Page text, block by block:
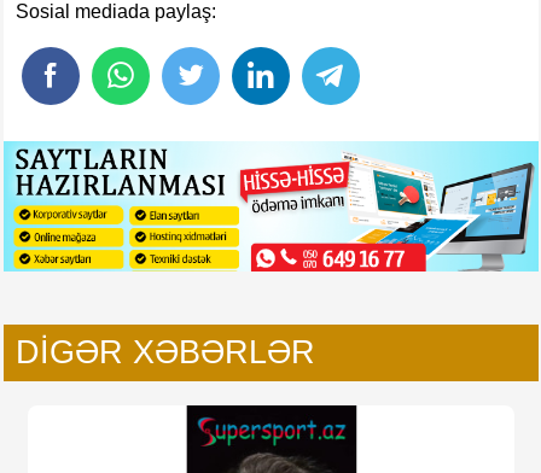
Dünya Kuboku - 2018
İslamiada-2017
Formula-1
Tokio-2020
Layihə
Qış Olimpiya
İslamiada-2021
Sosial mediada paylaş:
DIGƏR XƏBƏRLƏR